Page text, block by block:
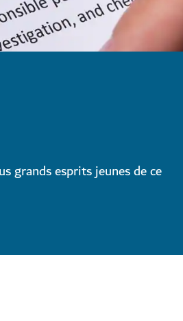
grands esprits jeunes de ce